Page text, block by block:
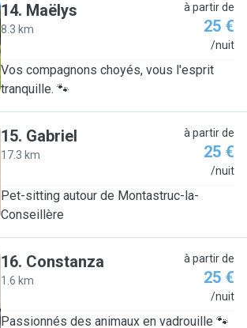
14. Maëlys
8.3 km
à partir de
25 €
/nuit
Vos compagnons choyés, vous l'esprit
tranquille. 🐾
15. Gabriel
17.3 km
à partir de
25 €
/nuit
Pet-sitting autour de Montastruc-la-
Conseillère
16. Constanza
1.6 km
à partir de
25 €
/nuit
Passionnés des animaux en vadrouille 🐾